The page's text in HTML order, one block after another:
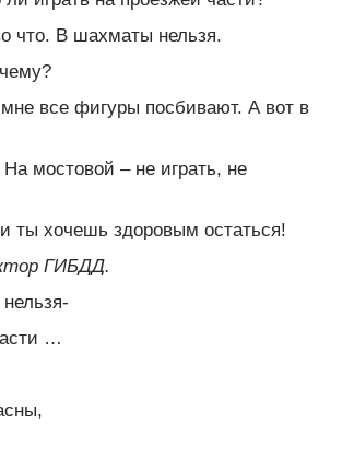
что. В шахматы нельзя.
все фигуры посбивают. А вот в
На мостовой – не играть, не
здоровым остаться!
ГИБДД.
…